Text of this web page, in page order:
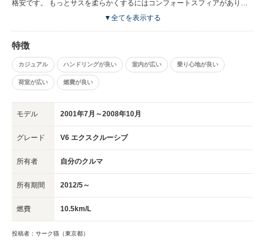
格安です。 もっとサスを柔らかくするにはコンフォートスフィアがありま
すので車検のときに変えようかと思っています。
▼全てを表示する
特徴
カジュアル ハンドリングが良い 室内が広い 乗り心地が良い
荷室が広い 燃費が良い
モデル 2001年7月～2008年10月
グレード V6 エクスクルーシブ
所有者 自分のクルマ
所有期間 2012/5～
燃費 10.5km/L
投稿者：サーク猫（東京都）